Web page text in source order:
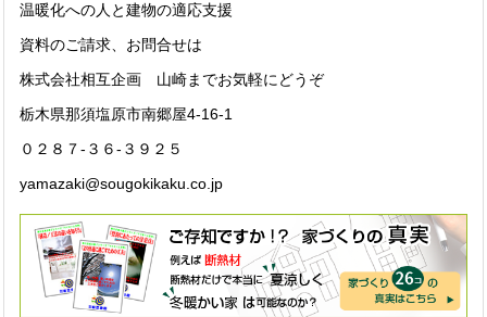
温暖化への人と建物の適応支援
資料のご請求、お問合せは
株式会社相互企画 山崎までお気軽にどうぞ
栃木県那須塩原市南郷屋4-16-1
０２８７-３６-３９２５
yamazaki@sougokikaku.co.jp